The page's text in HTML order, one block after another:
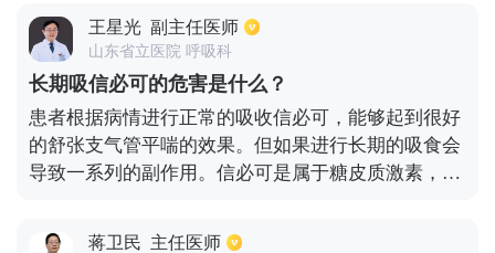
等。第二心血管系统：甲状腺激素低，患者会出现心
脏扩大、下肢水肿、心动过缓，严重的患者还会出现
胸腔积液。第三血管病变：甲减患者还会出现高血
脂、动脉粥样硬化、高血压。因此患者要尽早的去医
院内分泌科检查和就诊，在医生的指导下补充甲状腺
激素药物，并做好定期复查的工作，有效减少疾病带
来的危害。
王星光 副主任医师
山东省立医院 呼吸科
长期吸信必可的危害是什么？
患者根据病情进行正常的吸收信必可，能够起到很好
的舒张支气管平喘的效果。但如果进行长期的吸食会
导致一系列的副作用。信必可是属于糖皮质激素，他
蒋卫民 主任医师